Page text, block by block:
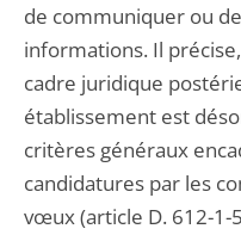
de communiquer ou
informations. Il
cadre juridique
établissement est
critères généraux
candidatures par les
vœux (article D. 612-1-